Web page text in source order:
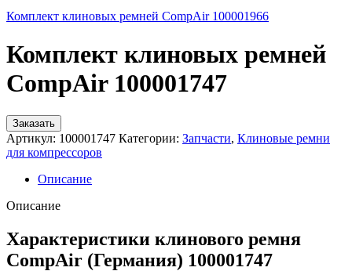
Комплект клиновых ремней CompAir 100001966
Комплект клиновых ремней
CompAir 100001747
Заказать
Артикул: 100001747 Категории: Запчасти, Клиновые ремни
для компрессоров
Описание
Описание
Характеристики клинового ремня
CompAir (Германия) 100001747